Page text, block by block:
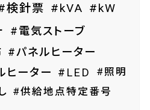
検針票 #kVA #kW
#電気ストーブ
#パネルヒーター
ヒーター #LED
#照明
#供給地点特定番号